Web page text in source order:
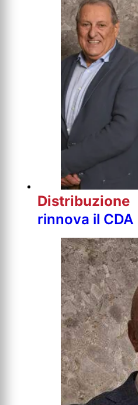
Distribuzione
rinnova il CDA